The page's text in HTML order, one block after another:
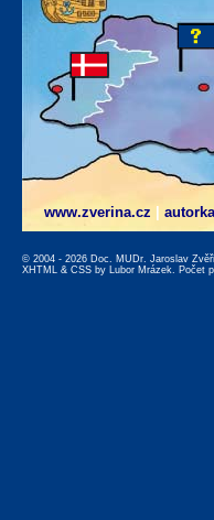
www.zverina.cz
© 2004 - 2026 Doc. MUDr. Jaroslav
XHTML & CSS by Lubor Mrázek. Počet